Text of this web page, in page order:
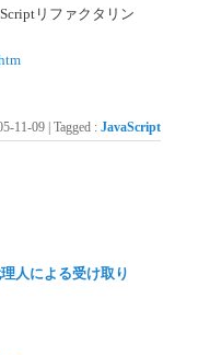
リファクタリン
11-09 | Tagged : JavaScript
人による受け取り